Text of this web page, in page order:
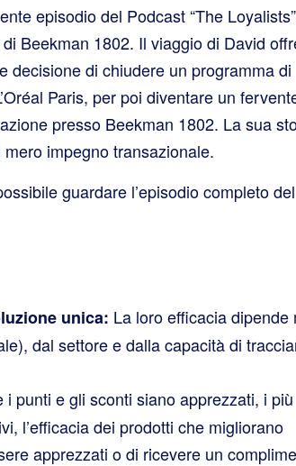
episodio del Podcast “The
Beekman 1802. Il viaggio di David
decisione di chiudere un programma di
Paris, per poi diventare un
presso Beekman 1802. La sua
impegno transazionale.
guardare l’episodio completo del
unica: La loro efficacia dipende
dal settore e dalla capacità di
i punti e gli sconti siano apprezzati, i più
l’efficacia dei prodotti che migliorano
apprezzati o di ricevere un